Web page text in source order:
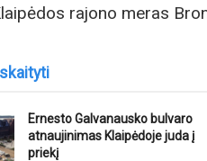
rajono meras
Ernesto Galvanausko bulvaro
atnaujinimas Klaipėdoje juda į
priekį